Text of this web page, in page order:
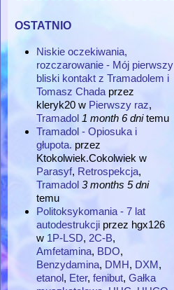
ostatnio
Niskie oczekiwania,
rozczarowanie - Mój pierwszy
bliski kontakt z Tramadolem i
Tomasz Chada przez
kleryk20 w Pierwszy raz,
Tramadol 1 month 6 dnitemu
Tramadol - Opiosuka i
głupota. przez
Ktokolwiek.Cokolwiek w
Parasyf, Retrospekcja,
Tramadol 3 months 5 dni
temu
Politoksykomania - 7 lat
autodestrukcji przez hgx126
w 1P-LSD, 2C-B,
Amfetamina, BDO,
Benzydamina, DMH, DXM,
etanol, Eter, fenibut, Gałka